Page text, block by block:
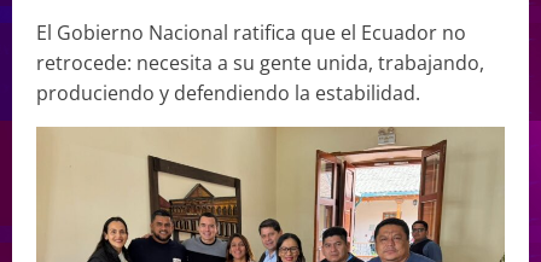
El Gobierno Nacional ratifica que el Ecuador no
retrocede: necesita a su gente unida, trabajando,
produciendo y defendiendo la estabilidad.